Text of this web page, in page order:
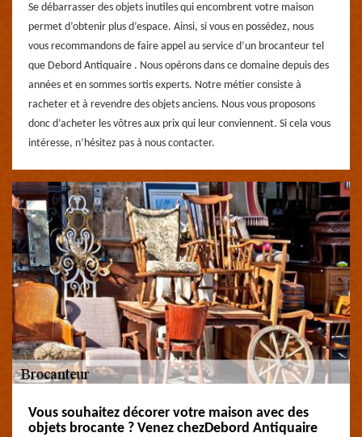
Se débarrasser des objets inutiles qui encombrent votre maison
permet d’obtenir plus d’espace. Ainsi, si vous en possédez, nous
vous recommandons de faire appel au service d’un brocanteur tel
que Debord Antiquaire . Nous opérons dans ce domaine depuis des
années et en sommes sortis experts. Notre métier consiste à
racheter et à revendre des objets anciens. Nous vous proposons
donc d’acheter les vôtres aux prix qui leur conviennent. Si cela vous
intéresse, n’hésitez pas à nous contacter.
Vous souhaitez décorer votre maison avec des
objets brocante ? Venez chezDebord Antiquaire